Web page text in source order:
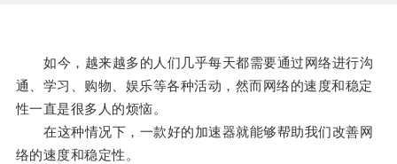
如今，越来越多的人们几乎每天都需要通过网络进行沟
通、学习、购物、娱乐等各种活动，然而网络的速度和稳定
性一直是很多人的烦恼。
在这种情况下，一款好的加速器就能够帮助我们改善网
络的速度和稳定性。